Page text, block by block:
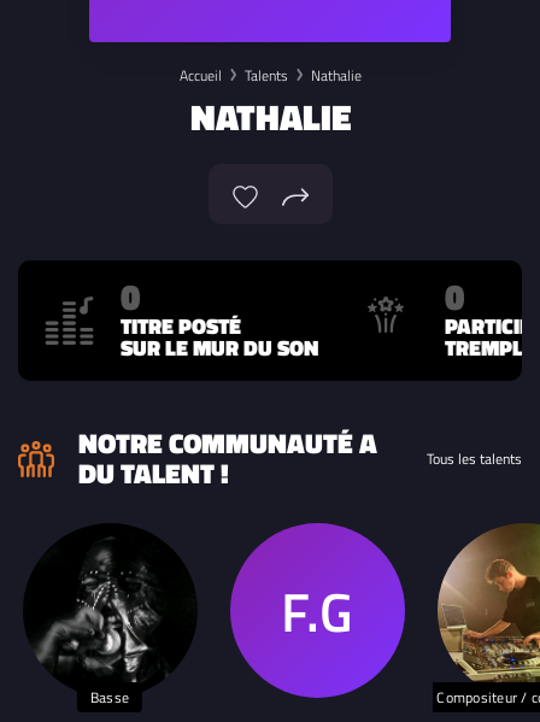
Accueil Talents Nathalie
NATHALIE
0
TITRE POSTÉ
SUR LE MUR DU SON
0
NOTRE COMMUNAUTÉ A
DU TALENT ! Tous les talents
Basse Compositeur /